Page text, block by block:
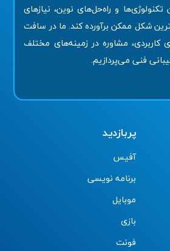
تکنولوژی‌ها و راه‌حل‌های نوین، نیازهای
شکل ممکن برآورده کند. ما در سافت
کاربردی، مشاوره در زمینه‌های مختلف
فنی می‌پردازیم.
پربازدید
آفیس
برنامه نویسی
موبایل
بازی
فونت